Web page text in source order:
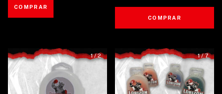
COMPRAR
1/2 1/7